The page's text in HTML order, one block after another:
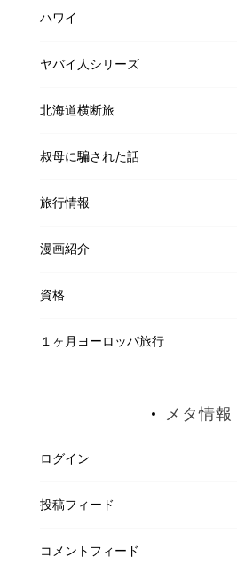
ハワイ
ヤバイ人シリーズ
北海道横断旅
叔母に騙された話
旅行情報
漫画紹介
資格
１ヶ月ヨーロッパ旅行
メタ情報
ログイン
投稿フィード
コメントフィード